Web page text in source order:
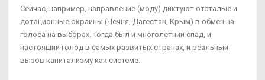
Сейчас, например, направление (моду) диктуют отсталые и
дотационные окраины (Чечня, Дагестан, Крым) в обмен на
голоса на выборах. Тогда был и многолетний спад, и
настоящий голод в самых развитых странах, и реальный
вызов капитализму как системе.